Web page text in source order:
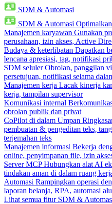
SDM & Automasi
SDM & Automasi
Manajemen karyawan Gunakan
perusahaan, izin akses, Active
Budaya & keterlibatan Dapatkan
lencana apresiasi, tag, notifikasi
SDM seluler Obrolan, panggilan
persetujuan, notifikasi selama
Manajemen kerja Lacak kinerja
kerja, tampilan supervisor
Komunikasi internal
obrolan publik dan privat
CoPilot di dalam Umpan
pembuatan & pengeditan teks,
terjemahan teks
Manajemen informasi Bekerja
online, penyimpanan file, izin
Server MCP Hubungkan alat AI
tindakan aman di dalam ruang
Automasi Rampingkan operasi
laporan belanja, RPA, automasi
Lihat semua fitur SDM &